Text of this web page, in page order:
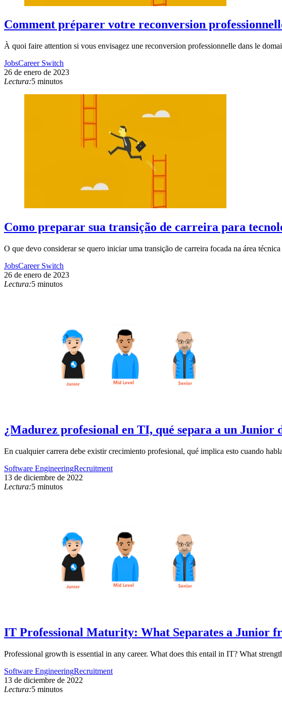
Comment préparer votre reconversion
À quoi faire attention si vous envisagez une reconversion professionnelle dans le
JobsCareer Switch
26 de enero de 2023
Lectura:5 minutos
Como preparar sua transição de carreira para
O que devo considerar se quero iniciar uma transição de carreira focada na área
JobsCareer Switch
26 de enero de 2023
Lectura:5 minutos
¿Madurez profesional en TI, qué separa a un Junior
En cualquier carrera debe existir crecimiento profesional, qué implica esto cuando
Software EngineeringRecruitment
13 de diciembre de 2022
Lectura:5 minutos
IT Professional Maturity: What Separates a Junior
Professional growth is essential in any career. What does this entail in IT? What
Software EngineeringRecruitment
13 de diciembre de 2022
Lectura:5 minutos